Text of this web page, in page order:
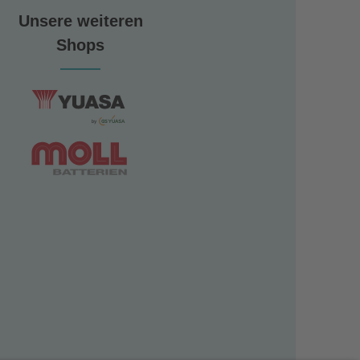
Unsere weiteren
Shops